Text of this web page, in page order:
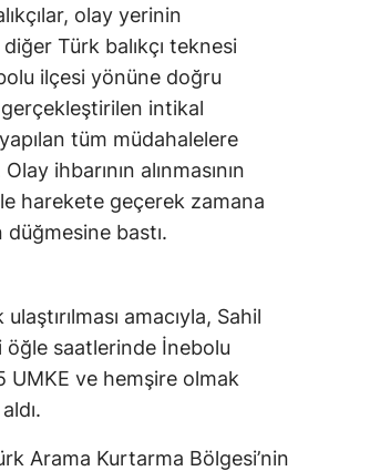
olay yerinin
Türk balıkçı teknesi
ilçesi yönüne doğru
intikal
tüm müdahalelere
ihbarının alınmasının
harekete geçerek zamana
bastı.
amacıyla, Sahil
öğle saatlerinde İnebolu
UMKE ve hemşire olmak
Arama Kurtarma Bölgesi’nin